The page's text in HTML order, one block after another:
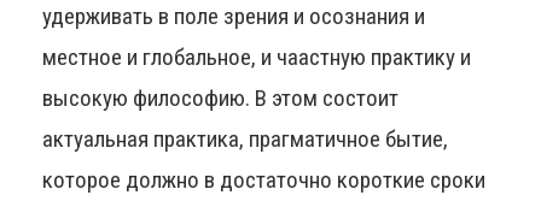
удерживать в поле зрения и осознания и
местное и глобальное, и чаастную практику и
высокую философию. В этом состоит
актуальная практика, прагматичное бытие,
которое должно в достаточно короткие сроки